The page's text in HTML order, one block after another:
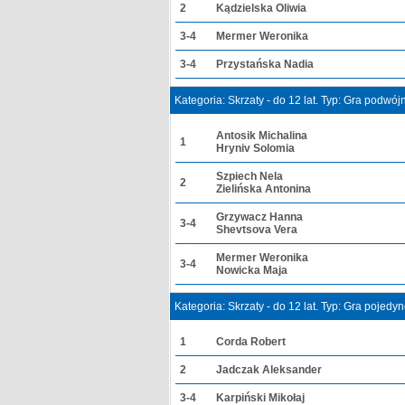
2 Kądzielska Oliwia
3-4 Mermer Weronika
3-4 Przystańska Nadia
Kategoria: Skrzaty - do 12 lat. Typ: Gra
1
Antosik Michalina
Hryniv Solomia
2
Szpiech Nela
Zielińska Antonina
3-4
Grzywacz Hanna
Shevtsova Vera
3-4
Mermer Weronika
Nowicka Maja
Kategoria: Skrzaty - do 12 lat. Typ: Gra
1 Corda Robert
2 Jadczak Aleksander
3-4 Karpiński Mikołaj